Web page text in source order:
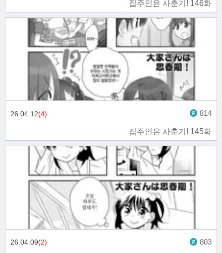
집주인은 사춘기! 146화
집주인은 사춘기! 145화
26.04.12(4) 814
26.04.09(2) 803